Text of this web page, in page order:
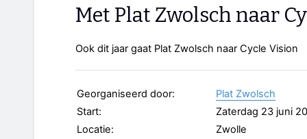
RSS
Met Plat Zwolsch naar
Ook dit jaar gaat Plat Zwolsch naar Cycle Vision
Georganiseerd door:
Plat Zwolsch
Start:
Zaterdag 23 juni
Locatie:
Zwolle